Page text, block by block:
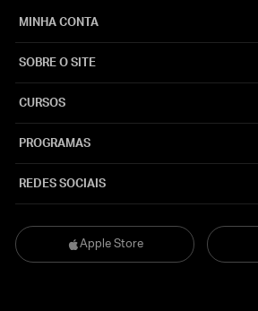
Apple Store
MINHA CONTA
SOBRE O SITE
CURSOS
PROGRAMAS
REDES SOCIAIS